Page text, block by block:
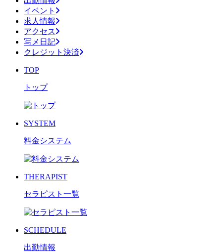
イベント
求人情報
アクセス
写メ日記
クレジット決済
TOP
トップ
SYSTEM
料金システム
THERAPIST
セラピスト一覧
SCHEDULE
出勤情報